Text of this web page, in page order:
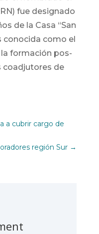
fue designado
de la Casa “San
conocida como el
la formación pos-
coadjutores de
a cubrir cargo de
región Sur →